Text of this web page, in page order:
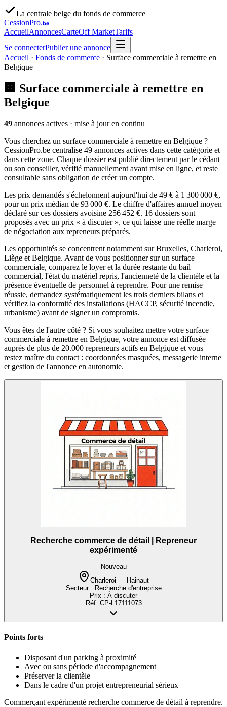
La centrale belge du fonds de commerce
CessionPro.be
AccueilAnnoncesCarteOff MarketTarifs
Se connecterPublier une annonce
Accueil · Fonds de commerce · Surface commerciale à remettre en
Belgique
🏢 Surface commerciale à remettre en
Belgique
49 annonces actives · mise à jour en continu
Vous cherchez un surface commerciale à remettre en Belgique ?
CessionPro.be centralise 49 annonces actives dans cette catégorie et
dans cette zone. Chaque dossier est publié directement par le cédant
ou son conseiller, vérifié manuellement avant mise en ligne, et reste
consultable sans obligation de créer un compte.
Les prix demandés s'échelonnent aujourd'hui de 49 € à 1 300 000 €,
pour un prix médian de 93 000 €. Le chiffre d'affaires annuel moyen
déclaré sur ces dossiers avoisine 256 452 €. 16 dossiers sont
proposés avec un prix « à discuter », ce qui laisse une réelle marge
de négociation aux repreneurs préparés.
Les opportunités se concentrent notamment sur Bruxelles, Charleroi,
Liège et Belgique. Avant de vous positionner sur un surface
commerciale, comparez le loyer et la durée restante du bail
commercial, l'état du matériel repris, l'ancienneté de la clientèle et la
présence éventuelle de personnel à reprendre. Pour une remise
réussie, demandez systématiquement les trois derniers bilans et
vérifiez la conformité des installations (HACCP, sécurité incendie,
urbanisme) avant de signer un compromis.
Vous êtes de l'autre côté ? Si vous souhaitez mettre votre surface
commerciale à remettre en Belgique, votre annonce est diffusée
auprès de plus de 20.000 repreneurs actifs en Belgique et vous
restez maître du contact : coordonnées masquées, messagerie interne
et gestion de l'annonce en autonomie.
Recherche commerce de détail | Repreneur
expérimenté
Nouveau
Charleroi — Hainaut
Secteur : Recherche d'entreprise
Prix : À discuter
Réf. CP-L17111073
Points forts
Disposant d'un parking à proximité
Avec ou sans période d'accompagnement
Préserver la clientèle
Dans le cadre d'un projet entrepreneurial sérieux
Commerçant expérimenté recherche commerce de détail à reprendre.